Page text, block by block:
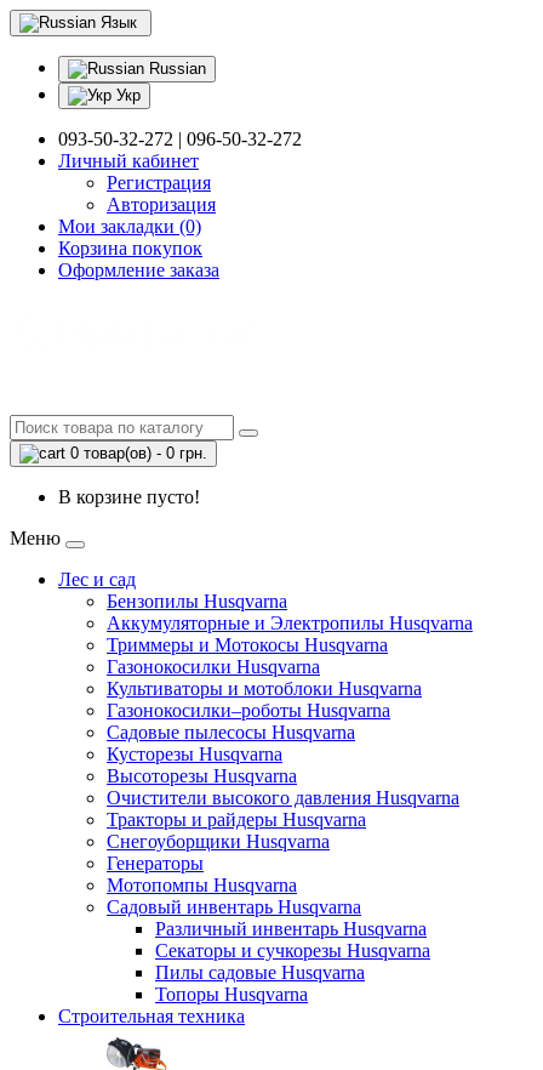
Язык
Russian
Укр
093-50-32-272 | 096-50-32-272
Личный кабинет
Регистрация
Авторизация
Мои закладки (0)
Корзина покупок
Оформление заказа
0 товар(ов) - 0 грн.
В корзине пусто!
Меню
Лес и сад
Бензопилы Husqvarna
Аккумуляторные и Электропилы Нusqvarna
Триммеры и Мотокосы Нusqvarna
Газонокосилки Husqvarna
Культиваторы и мотоблоки Husqvarna
Газонокосилки–роботы Husqvarna
Садовые пылесосы Husqvarna
Кусторезы Husqvarna
Высоторезы Husqvarna
Очистители высокого давления Husqvarna
Тракторы и райдеры Husqvarna
Снегоуборщики Husqvarna
Генераторы
Мотопомпы Husqvarna
Садовый инвентарь Husqvarna
Различный инвентарь Husqvarna
Секаторы и сучкорезы Husqvarna
Пилы садовые Husqvarna
Топоры Husqvarna
Строительная техника